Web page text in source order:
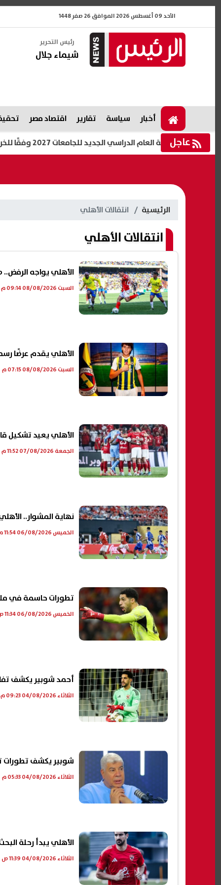
الأحد 09 أغسطس 2026 الموافق 26 صفر 1448
رئيس التحرير
شيماء جلال
أخبار سياسة تقارير اقتصاد مصر
عاجل
العام الدراسي الجديد للجامعات 2027 وفقًا للخريطة الزمنية
الرئيسية انتقالات الأهلي
انتقالات الأهلي
الأهلي يواجه
السبت 08/08/2026 09:14 م
الأهلي يقدم عرضًا رسميًا لضم عمر
السبت 08/08/2026 07:15 م
الأهلي يعيد تشكيل قائمته.. 12 لاعبًا يغادرون الفريق في
الجمعة 07/08/2026 11:52 م
نهاية المشوار..
الخميس 06/08/2026 11:54 م
تطورات حاسمة في
الخميس 06/08/2026 11:34 ص
أحمد شوبير يكشف
الثلاثاء 04/08/2026 09:23 م
شوبير يكشف تطورات
الثلاثاء 04/08/2026 05:33 م
الأهلي يبدأ رحلة
الثلاثاء 04/08/2026 11:39 ص